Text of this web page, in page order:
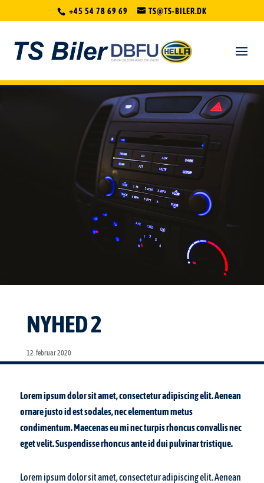
+45 54 78 69 69 TS@TS-BILER.DK
NYHED 2
12. februar 2020
Lorem ipsum dolor sit amet, consectetur adipiscing elit. Aenean
ornare justo id est sodales, nec elementum metus
condimentum. Maecenas eu mi nec turpis rhoncus convallis nec
eget velit. Suspendisse rhoncus ante id dui pulvinar tristique.
Lorem ipsum dolor sit amet, consectetur adipiscing elit. Aenean